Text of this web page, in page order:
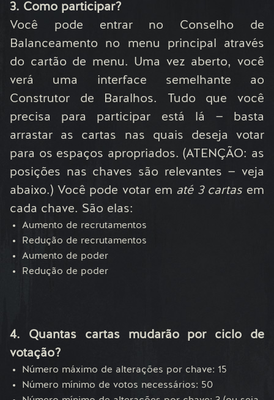
3. Como participar?
Você pode entrar no Conselho de
Balanceamento no menu principal através
do cartão de menu. Uma vez aberto, você
verá uma interface semelhante ao
Construtor de Baralhos. Tudo que você
precisa para participar está lá — basta
arrastar as cartas nas quais deseja votar
para os espaços apropriados. (ATENÇÃO: as
posições nas chaves são relevantes — veja
abaixo.) Você pode votar em até 3 cartas em
cada chave. São elas:
Aumento de recrutamentos
Redução de recrutamentos
Aumento de poder
Redução de poder
4. Quantas cartas mudarão por ciclo de
votação?
Número máximo de alterações por chave: 15
Número mínimo de votos necessários: 50